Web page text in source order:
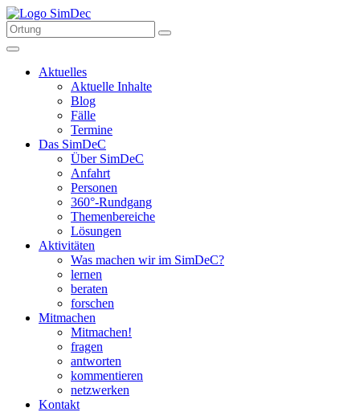
Aktuelles
Aktuelle Inhalte
Blog
Fälle
Termine
Das SimDeC
Über SimDeC
Anfahrt
Personen
360°-Rundgang
Themenbereiche
Lösungen
Aktivitäten
Was machen wir im SimDeC?
lernen
beraten
forschen
Mitmachen
Mitmachen!
fragen
antworten
kommentieren
netzwerken
Kontakt